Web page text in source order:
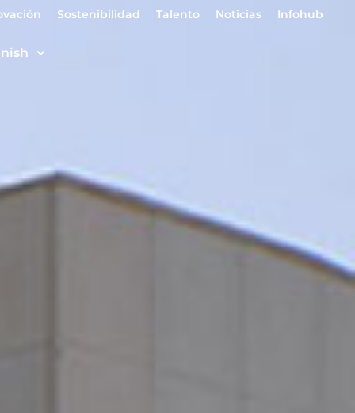
Sostenibilidad Talento Noticias Infohub